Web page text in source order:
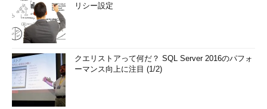
リシー設定
クエリストアって何だ？ SQL Server 2016のパフォ
ーマンス向上に注目 (1/2)